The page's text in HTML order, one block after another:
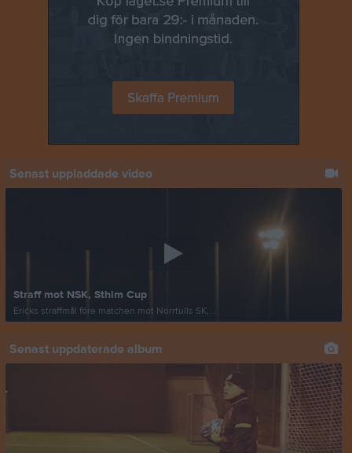
Senast uppladdade video
Straff mot NSK, Sthlm Cup
Ericks straffmål före matchen mot Norrtulls SK,...
Senast uppdaterade album